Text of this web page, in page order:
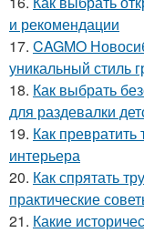
и рекомендации
17. CAGMO
уникальный стиль
18. Как выбрать
для раздевалки
19. Как
интерьера
20. Как спрятать
практические
21. Какие